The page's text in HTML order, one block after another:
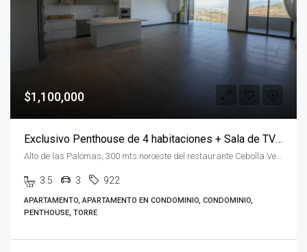
$1,100,000
Exclusivo Penthouse de 4 habitaciones + Sala de TV en Flats 21
Alto de las Palomas, 300 mts noroeste del restaurante Cebolla Verde San José Alto de las Palomas, San José, Santa Ana, Costa Rica
3.5 3 922
APARTAMENTO, APARTAMENTO EN CONDOMINIO, CONDOMINIO,
PENTHOUSE, TORRE